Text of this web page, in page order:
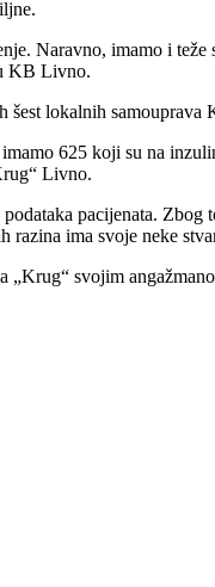
Naravno, imamo i
KB Livno.
šest lokalnih samouprava
625 koji su na
Livno.
pacijenata.
ima svoje neke
svojim